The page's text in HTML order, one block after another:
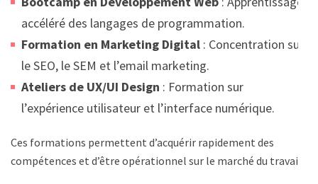
accéléré des langages de programmation.
Formation en Marketing Digital : Concentration sur
le SEO, le SEM et l’email marketing.
Ateliers de UX/UI Design : Formation sur
l’expérience utilisateur et l’interface numérique.
Ces formations permettent d’acquérir rapidement des
compétences et d’être opérationnel sur le marché du travail.